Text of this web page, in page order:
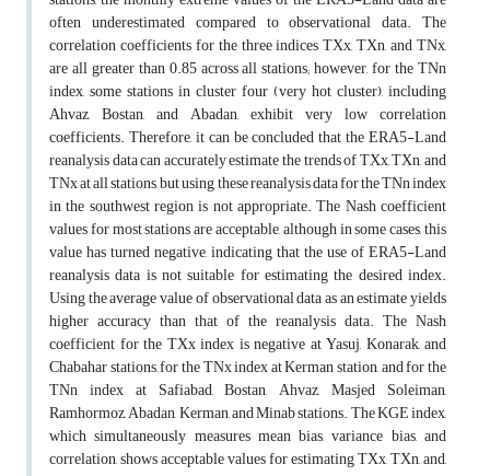
often underestimated compared to observational data. The
correlation coefficients for the three indices TXx, TXn, and TNx,
are all greater than 0.85 across all stations; however, for the TNn
index, some stations in cluster four (very hot cluster), including
Ahvaz, Bostan, and Abadan, exhibit very low correlation
coefficients. Therefore, it can be concluded that the ERA5-Land
reanalysis data can accurately estimate the trends of TXx, TXn, and
TNx at all stations, but using these reanalysis data for the TNn index
in the southwest region is not appropriate. The Nash coefficient
values for most stations are acceptable, although in some cases, this
value has turned negative, indicating that the use of ERA5-Land
reanalysis data is not suitable for estimating the desired index.
Using the average value of observational data as an estimate yields
higher accuracy than that of the reanalysis data. The Nash
coefficient for the TXx index is negative at Yasuj, Konarak, and
Chabahar stations, for the TNx index at Kerman station, and for the
TNn index at Safiabad, Bostan, Ahvaz, Masjed Soleiman,
Ramhormoz, Abadan, Kerman, and Minab stations. The KGE index,
which simultaneously measures mean bias, variance bias, and
correlation, shows acceptable values for estimating TXx, TXn, and,